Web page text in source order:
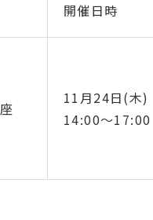
開催日時
11月24日(木)
14:00～17:00